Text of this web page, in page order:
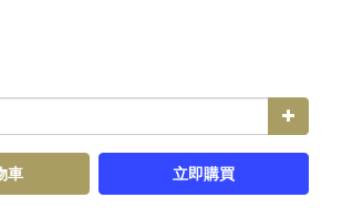
車 立即購買